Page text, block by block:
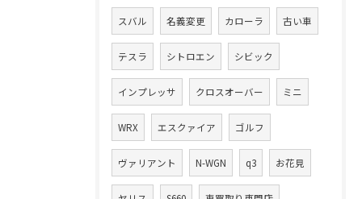
スバル 名義変更 カローラ 古い車
テスラ シトロエン シビック
インプレッサ クロスオーバー ミニ
WRX エスクァイア ゴルフ
ヴァリアント N-WGN q3 お花見